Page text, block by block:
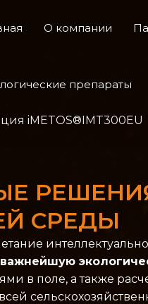
О компании
препараты
iMETOS®IMT300EU
СРЕДЫ
в поле, а также